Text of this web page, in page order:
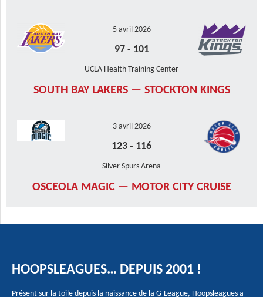
5 avril 2026
97- 101
UCLA Health Training Center
SOUTH BAY LAKERS — STOCKTON KINGS
3 avril 2026
123 - 116
Silver Spurs Arena
OSCEOLA MAGIC — MOTOR CITY CRUISE
HOOPSLEAGUES… DEPUIS 2001 !
Présent sur la toile depuis la naissance de la G-League, Hoopsleagues a